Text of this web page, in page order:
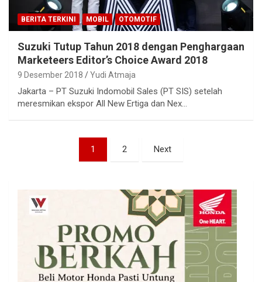
BERITA TERKINI MOBIL OTOMOTIF
Suzuki Tutup Tahun 2018 dengan Penghargaan
Marketeers Editor’s Choice Award 2018
9 Desember 2018 Yudi Atmaja
Jakarta – PT Suzuki Indomobil Sales (PT SIS) setelah
meresmikan ekspor All New Ertiga dan Nex…
1 2 Next